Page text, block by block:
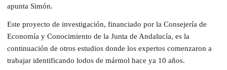
apunta Simón.
Este proyecto de investigación, financiado por la Consejería de
Economía y Conocimiento de la Junta de Andalucía, es la
continuación de otros estudios donde los expertos comenzaron a
trabajar identificando lodos de mármol hace ya 10 años.